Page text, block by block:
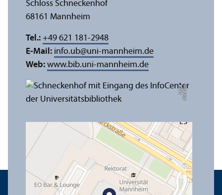
Bil
d:
A
n
n
a
L
o
g
u
e
Schloss Schneckenhof
68161 Mannheim
Tel.: +49 621 181-2948
E-Mail: info.ub@uni-mannheim.de
Web: www.bib.uni-mannheim.de